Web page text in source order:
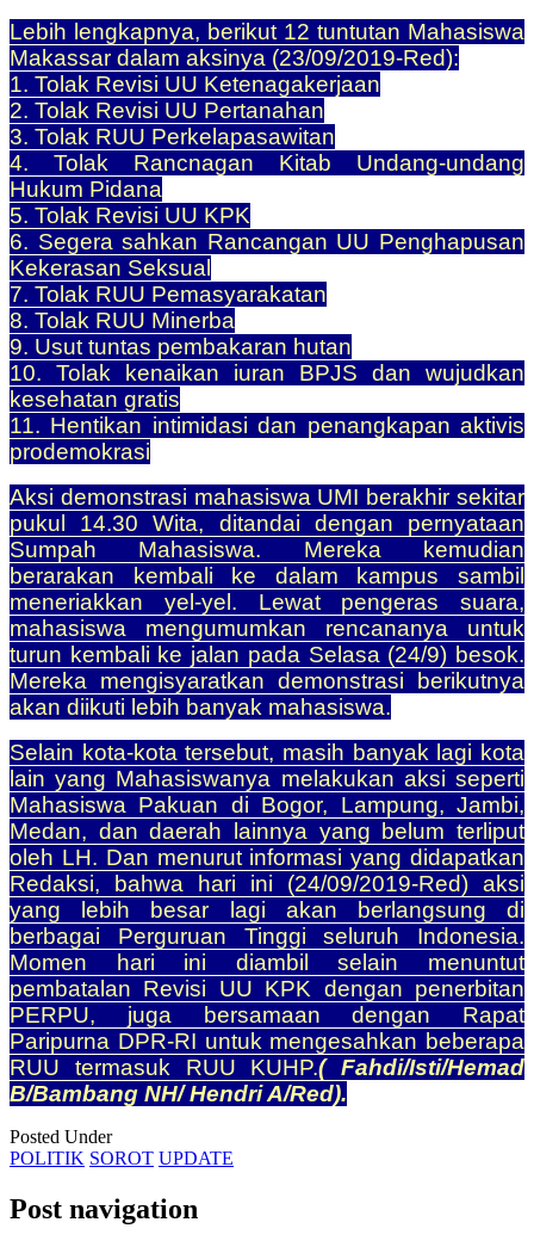
Lebih lengkapnya, berikut 12 tuntutan Mahasiswa
Makassar dalam aksinya (23/09/2019-Red):
1. Tolak Revisi UU Ketenagakerjaan
2. Tolak Revisi UU Pertanahan
3. Tolak RUU Perkelapasawitan
4. Tolak Rancnagan Kitab Undang-undang
Hukum Pidana
5. Tolak Revisi UU KPK
6. Segera sahkan Rancangan UU Penghapusan
Kekerasan Seksual
7. Tolak RUU Pemasyarakatan
8. Tolak RUU Minerba
9. Usut tuntas pembakaran hutan
10. Tolak kenaikan iuran BPJS dan wujudkan
kesehatan gratis
11. Hentikan intimidasi dan penangkapan aktivis
prodemokrasi
Aksi demonstrasi mahasiswa UMI berakhir sekitar
pukul 14.30 Wita, ditandai dengan pernyataan
Sumpah Mahasiswa. Mereka kemudian
berarakan kembali ke dalam kampus sambil
meneriakkan yel-yel. Lewat pengeras suara,
mahasiswa mengumumkan rencananya untuk
turun kembali ke jalan pada Selasa (24/9) besok.
Mereka mengisyaratkan demonstrasi berikutnya
akan diikuti lebih banyak mahasiswa.
Selain kota-kota tersebut, masih banyak lagi kota
lain yang Mahasiswanya melakukan aksi seperti
Mahasiswa Pakuan di Bogor, Lampung, Jambi,
Medan, dan daerah lainnya yang belum terliput
oleh LH. Dan menurut informasi yang didapatkan
Redaksi, bahwa hari ini (24/09/2019-Red) aksi
yang lebih besar lagi akan berlangsung di
berbagai Perguruan Tinggi seluruh Indonesia.
Momen hari ini diambil selain menuntut
pembatalan Revisi UU KPK dengan penerbitan
PERPU, juga bersamaan dengan Rapat
Paripurna DPR-RI untuk mengesahkan beberapa
RUU termasuk RUU KUHP.( Fahdi/Isti/Hemad
B/Bambang NH/ Hendri A/Red).
Posted Under
POLITIK SOROT UPDATE
Post navigation